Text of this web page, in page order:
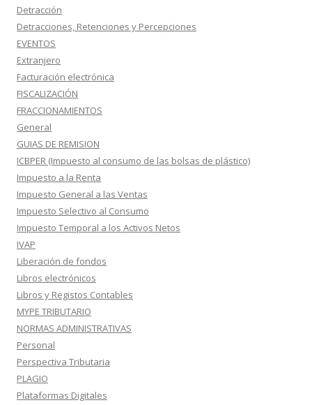
Detracción
Detracciones, Retenciones y Percepciones
EVENTOS
Extranjero
Facturación electrónica
FISCALIZACIÓN
FRACCIONAMIENTOS
General
GUIAS DE REMISION
ICBPER (Impuesto al consumo de las bolsas de plástico)
Impuesto a la Renta
Impuesto General a las Ventas
Impuesto Selectivo al Consumo
Impuesto Temporal a los Activos Netos
IVAP
Liberación de fondos
Libros electrónicos
Libros y Registos Contables
MYPE TRIBUTARIO
NORMAS ADMINISTRATIVAS
Personal
Perspectiva Tributaria
PLAGIO
Plataformas Digitales